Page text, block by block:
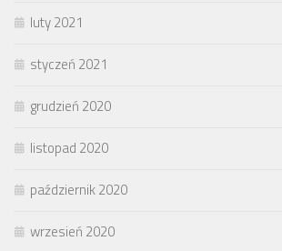
luty 2021
styczeń 2021
grudzień 2020
listopad 2020
październik 2020
wrzesień 2020